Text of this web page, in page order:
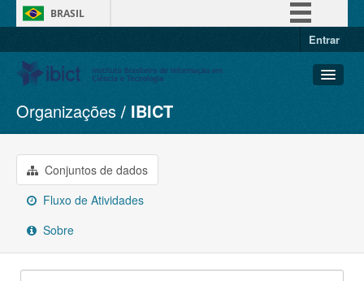
BRASIL
Entrar
Conjuntos de dados
Organizações
Grupos
Sobre
Organizações IBICT
Conjuntos de dados
Fluxo de Atividades
Sobre